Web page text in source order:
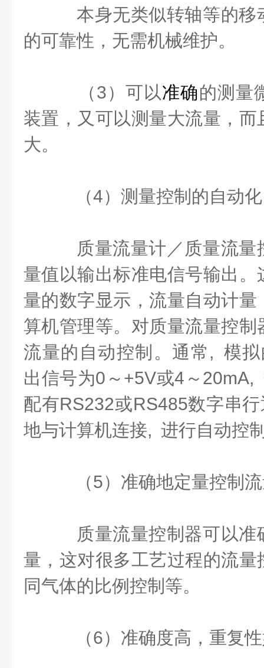
本身无类似转轴等的移
的可靠性，无需机械维护。
（3）可以准确的测量
装置，又可以测量大流量，
大。
（4）测量控制的自动化
质量流量计／质量流量
量值以输出标准电信号输出
量的数字显示，流量自动计
算机管理等。对质量流量控
流量的自动控制。通常, 模拟
出信号为0～+5V或4～20mA,
配有RS232或RS485数字串
地与计算机连接, 进行自动控
（5） 准确地定量控制
质量流量控制器可以准
量，这对很多工艺过程的流
同气体的比例控制等。
（6）准确度高，重复